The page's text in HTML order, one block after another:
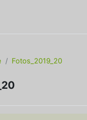
Fotos_2019_20